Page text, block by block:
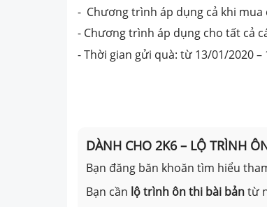
- Chương trình áp dụng cả khi mua
- Chương trình áp dụng cho tất cả
- Thời gian gửi quà: từ 13/01/2020 –
DÀNH CHO 2K6 – LỘ TRÌNH
Bạn đăng băn khoăn tìm hiểu
Bạn cần lộ trình ôn thi bài bảntừ